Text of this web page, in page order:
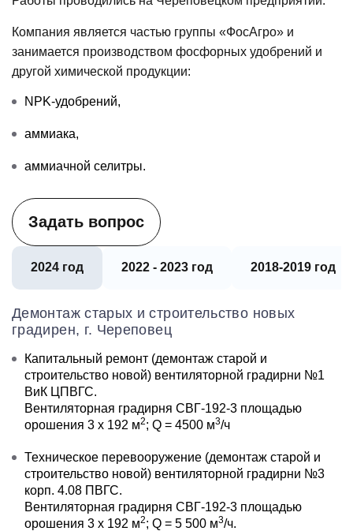
Компания является частью группы «ФосАгро» и
занимается производством фосфорных удобрений и
другой химической продукции:
NPK-удобрений,
аммиака,
аммиачной селитры.
Задать вопрос
2024 год 2022 - 2023 год 2018-2019 год
Демонтаж старых и строительство новых
градирен, г. Череповец
Капитальный ремонт (демонтаж старой и
строительство новой) вентиляторной градирни №1
ВиК ЦПВГС.
Вентиляторная градирня СВГ-192-3 площадью
орошения 3 х 192 м2; Q = 4500 м3/ч
Техническое перевооружение (демонтаж старой и
строительство новой) вентиляторной градирни №3
корп. 4.08 ПВГС.
Вентиляторная градирня СВГ-192-3 площадью
орошения 3 х 192 м2; Q = 5 500 м3/ч.